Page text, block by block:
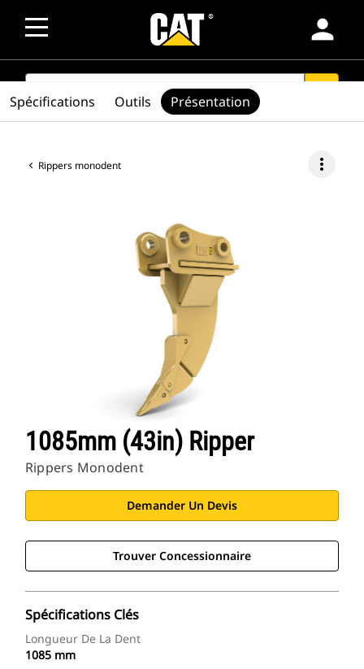
person
SEARCH
Rippers monodent more_vert
1085mm (43in) Ripper
Rippers Monodent
Demander Un Devis
Trouver Concessionnaire
Spécifications Clés
Longueur De La Dent
1085 mm
Spécifications Outils Présentation